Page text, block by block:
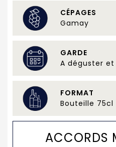
CÉPAGES
Gamay
GARDE
A déguster
FORMAT
Bouteille 75cl
ACCORDS